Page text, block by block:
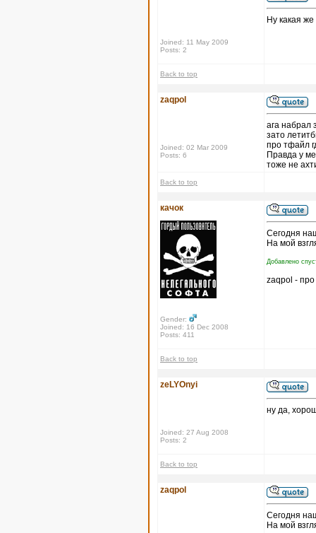
Joined: 11 May 2009
Posts: 2
Ну какая
Back to top
zaqpol
Joined: 02 Mar 2009
Posts: 6
ага набрал
зато
про тфайл
Правда у
тоже не
Back to top
качок
Gender:
Joined: 16 Dec 2008
Posts: 411
Сегодня
На мой
Добавлено
zaqpol -
Back to top
zeLYOnyi
Joined: 27 Aug 2008
Posts: 2
ну да,
Back to top
zaqpol
Сегодня
На мой